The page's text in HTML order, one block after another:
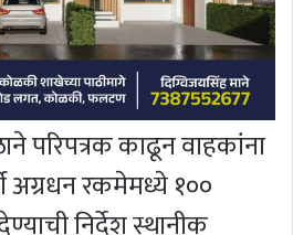
परिपत्रक काढून वाहकांना
अग्रधन रकमेमध्ये १००